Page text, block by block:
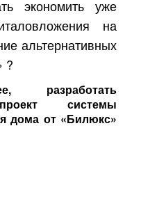
экономить уже
на
альтернативных
?
разработать
системы
дома от «Билюкс»